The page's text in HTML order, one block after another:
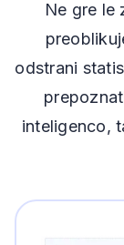
Ne gre le
odstrani
inteligenco,